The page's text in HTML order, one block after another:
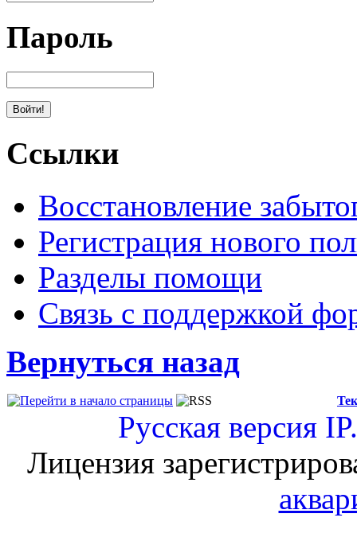
Пароль
Ссылки
Восстановление
Регистрация нового
Разделы помощи
Связь с поддержкой
Вернуться назад
Русская версия
Лицензия